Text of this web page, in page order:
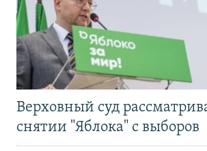
Верховный суд
снятии "Яблока" с выборов